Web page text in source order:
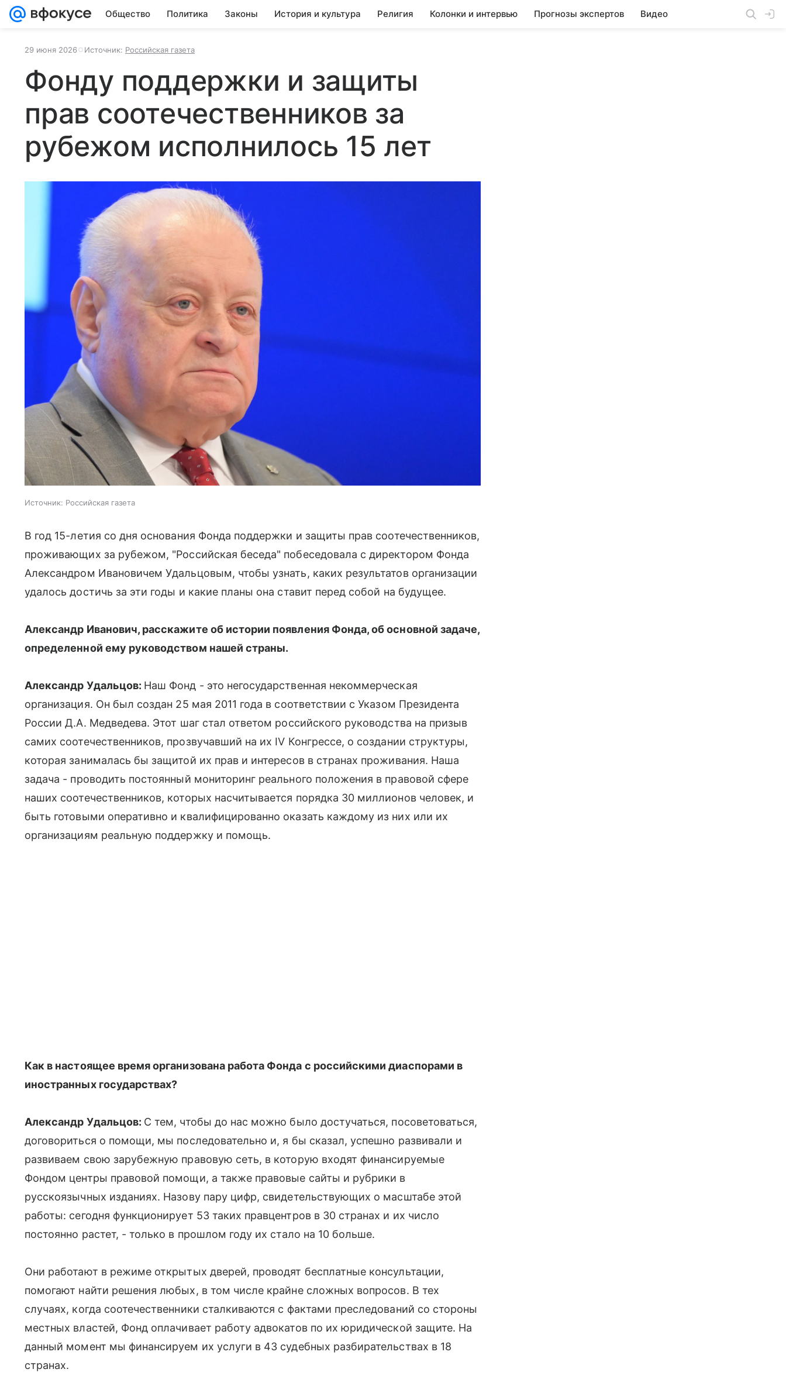
Общество Политика Законы История и культура Религия Колонки и интервью Прогнозы экспертов Видео
29 июня 2026 Источник: Российская газета
Фонду поддержки и защиты
прав соотечественников за
рубежом исполнилось 15 лет
Источник: Российская газета
В год 15-летия со дня основания Фонда поддержки и защиты прав соотечественников,
проживающих за рубежом, "Российская беседа" побеседовала с директором Фонда
Александром Ивановичем Удальцовым, чтобы узнать, каких результатов организации
удалось достичь за эти годы и какие планы она ставит перед собой на будущее.
Александр Иванович, расскажите об истории появления Фонда, об основной задаче,
определенной ему руководством нашей страны.
Александр Удальцов: Наш Фонд - это негосударственная некоммерческая
организация. Он был создан 25 мая 2011 года в соответствии с Указом Президента
России Д.А. Медведева. Этот шаг стал ответом российского руководства на призыв
самих соотечественников, прозвучавший на их IV Конгрессе, о создании структуры,
которая занималась бы защитой их прав и интересов в странах проживания. Наша
задача - проводить постоянный мониторинг реального положения в правовой сфере
наших соотечественников, которых насчитывается порядка 30 миллионов человек, и
быть готовыми оперативно и квалифицированно оказать каждому из них или их
организациям реальную поддержку и помощь.
Как в настоящее время организована работа Фонда с российскими диаспорами в
иностранных государствах?
Александр Удальцов: С тем, чтобы до нас можно было достучаться, посоветоваться,
договориться о помощи, мы последовательно и, я бы сказал, успешно развивали и
развиваем свою зарубежную правовую сеть, в которую входят финансируемые
Фондом центры правовой помощи, а также правовые сайты и рубрики в
русскоязычных изданиях. Назову пару цифр, свидетельствующих о масштабе этой
работы: сегодня функционирует 53 таких правцентров в 30 странах и их число
постоянно растет, - только в прошлом году их стало на 10 больше.
Они работают в режиме открытых дверей, проводят бесплатные консультации,
помогают найти решения любых, в том числе крайне сложных вопросов. В тех
случаях, когда соотечественники сталкиваются с фактами преследований со стороны
местных властей, Фонд оплачивает работу адвокатов по их юридической защите. На
данный момент мы финансируем их услуги в 43 судебных разбирательствах в 18
странах.